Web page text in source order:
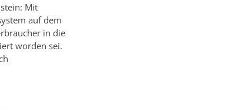
Mit
auf dem
in die
worden sei.